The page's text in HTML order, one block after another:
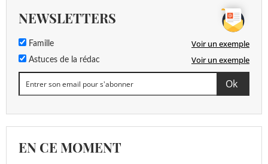
NEWSLETTERS
Famille Voir un exemple
Astuces de la rédac Voir un exemple
EN CE MOMENT